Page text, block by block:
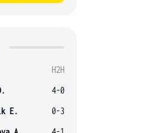
H2H
4-0
E.
0-3